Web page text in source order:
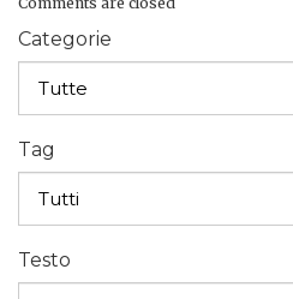
Categorie
Tag
Testo